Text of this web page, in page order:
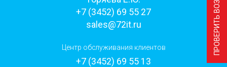
+7 (3452) 69 55 27
sales@72it.ru
Центр обслуживания клиентов
+7 (3452) 69 55 13